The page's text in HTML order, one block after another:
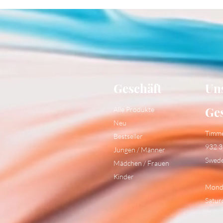
Geschäft
Alle Produkte
Neu
Bestseller
Jungen / Männer
Mädchen / Frauen
Kinder
932